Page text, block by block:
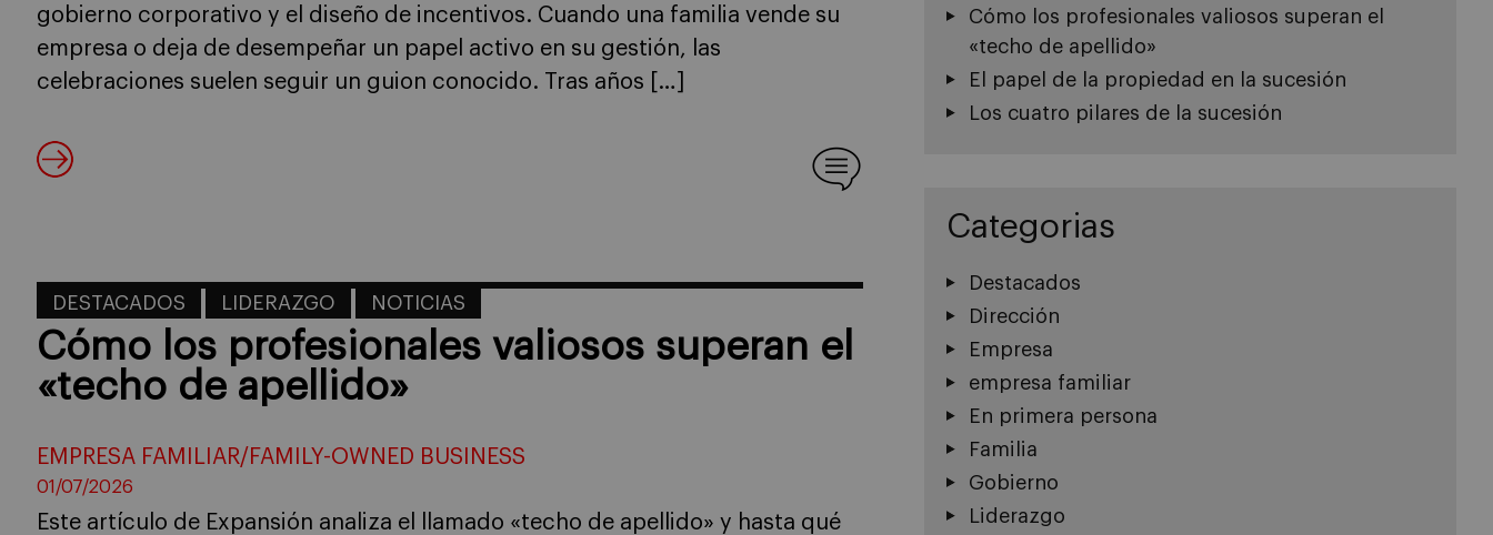
gobierno corporativo y el diseño de incentivos. Cuando una familia vende su
empresa o deja de desempeñar un papel activo en su gestión, las
celebraciones suelen seguir un guion conocido. Tras años […]
DESTACADOS LIDERAZGO NOTICIAS
Cómo los profesionales valiosos superan el
«techo de apellido»
EMPRESA FAMILIAR/FAMILY-OWNED BUSINESS
01/07/2026
Este artículo de Expansión analiza el llamado «techo de apellido» y hasta qué
Cómo los profesionales valiosos superan el
«techo de apellido»
El papel de la propiedad en la sucesión
Los cuatro pilares de la sucesión
Categorias
Destacados
Dirección
Empresa
empresa familiar
En primera persona
Familia
Gobierno
Liderazgo